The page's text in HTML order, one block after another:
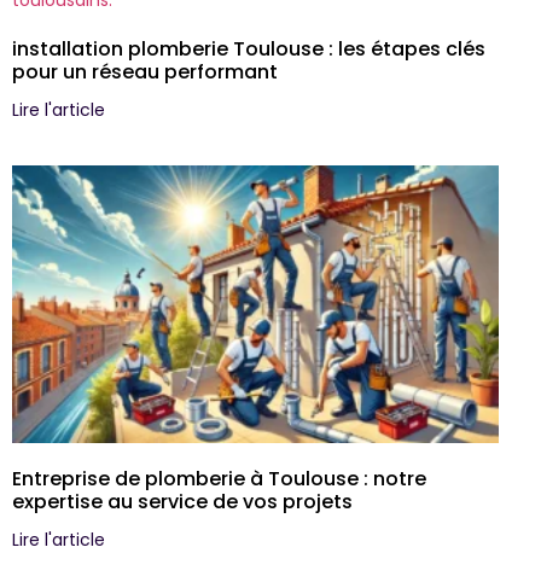
installation plomberie Toulouse : les étapes clés
pour un réseau performant
Lire l'article
Entreprise de plomberie à Toulouse : notre
expertise au service de vos projets
Lire l'article